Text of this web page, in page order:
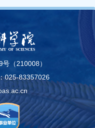
（210008）
025-83357026